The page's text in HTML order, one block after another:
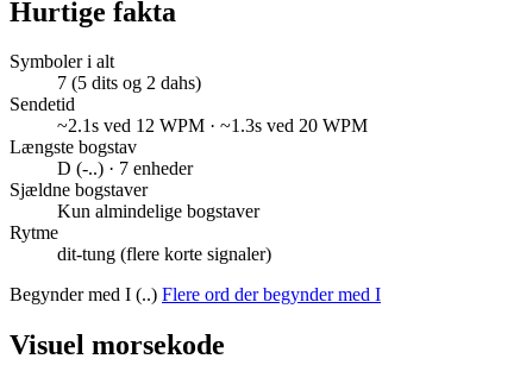
Hurtige fakta
Symboler i alt
7 (5 dits og 2 dahs)
Sendetid
~2.1s ved 12 WPM · ~1.3s ved 20 WPM
Længste bogstav
D (-..) · 7 enheder
Sjældne bogstaver
Kun almindelige bogstaver
Rytme
dit-tung (flere korte signaler)
Begynder med I (..) Flere ord der begynder med I
Visuel morsekode